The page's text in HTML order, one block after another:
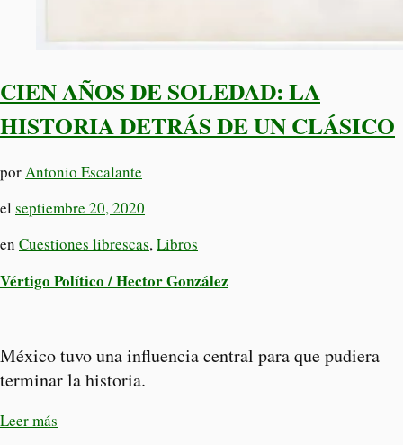
CIEN AÑOS DE SOLEDAD: LA
HISTORIA DETRÁS DE UN CLÁSICO
porAntonio Escalante
el septiembre 20, 2020
en Cuestiones librescas,Libros
Vértigo Político / Hector González
México tuvo una influencia central para que pudiera
terminar la historia.
Leer más